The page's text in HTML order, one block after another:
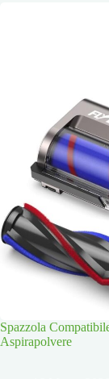
Spazzola
Aspirapolvere